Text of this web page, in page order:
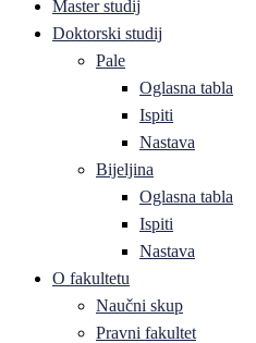
Master studij
Doktorski studij
Pale
Oglasna tabla
Ispiti
Nastava
Bijeljina
Oglasna tabla
Ispiti
Nastava
O fakultetu
Naučni skup
Pravni fakultet